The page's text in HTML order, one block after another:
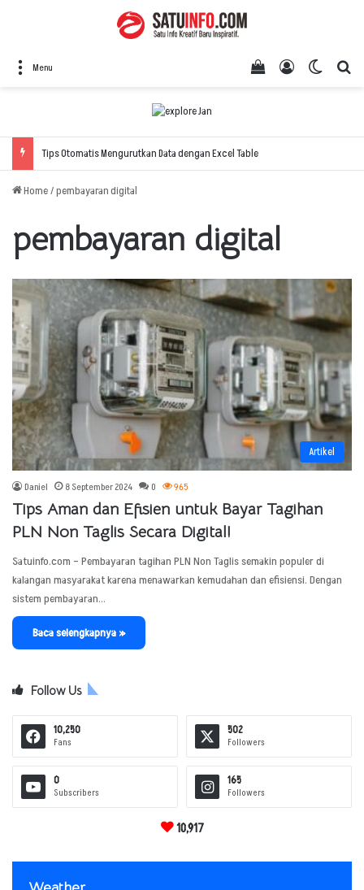
Menu Switch
Log In
View your
Tips Otomatis Mengurutkan Data dengan Excel Table
Home/pembayaran digital
pembayaran digital
Artikel
Daniel 8 September 2024 0 965
Tips Aman dan Efisien untuk Bayar Tagihan
PLN Non Taglis Secara Digital!
Satuinfo.com – Pembayaran tagihan PLN Non Taglis semakin populer di
kalangan masyarakat karena menawarkan kemudahan dan efisiensi. Dengan
sistem pembayaran…
Baca selengkapnya »
Follow Us
10,250
Fans
502
Followers
0
Subscribers
165
Followers
10,917